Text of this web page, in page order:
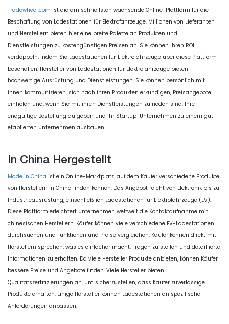
Tradewheel.com ist die am schnellsten wachsende Online-Plattform für die
Beschaffung von Ladestationen für Elektrofahrzeuge. Millionen von Lieferanten
und Herstellern bieten hier eine breite Palette an Produkten und
Dienstleistungen zu kostengünstigen Preisen an. Sie können Ihren ROI
verdoppeln, indem Sie Ladestationen für Elektrofahrzeuge über diese Plattform
beschaffen. Hersteller von Ladestationen für Elektrofahrzeuge bieten
hochwertige Ausrüstung und Dienstleistungen. Sie können persönlich mit
ihnen kommunizieren, sich nach ihren Produkten erkundigen, Preisangebote
einholen und, wenn Sie mit ihren Dienstleistungen zufrieden sind, Ihre
endgültige Bestellung aufgeben und Ihr Startup-Unternehmen zu einem gut
etablierten Unternehmen ausbauen.
In China Hergestellt
Made in China ist ein Online-Marktplatz, auf dem Käufer verschiedene Produkte
von Herstellern in China finden können. Das Angebot reicht von Elektronik bis zu
Industrieausrüstung, einschließlich Ladestationen für Elektrofahrzeuge (EV).
Diese Plattform erleichtert Unternehmen weltweit die Kontaktaufnahme mit
chinesischen Herstellern. Käufer können viele verschiedene EV-Ladestationen
durchsuchen und Funktionen und Preise vergleichen. Käufer können direkt mit
Herstellern sprechen, was es einfacher macht, Fragen zu stellen und detaillierte
Informationen zu erhalten. Da viele Hersteller Produkte anbieten, können Käufer
bessere Preise und Angebote finden. Viele Hersteller bieten
Qualitätszertifizierungen an, um sicherzustellen, dass Käufer zuverlässige
Produkte erhalten. Einige Hersteller können Ladestationen an spezifische
Anforderungen anpassen.